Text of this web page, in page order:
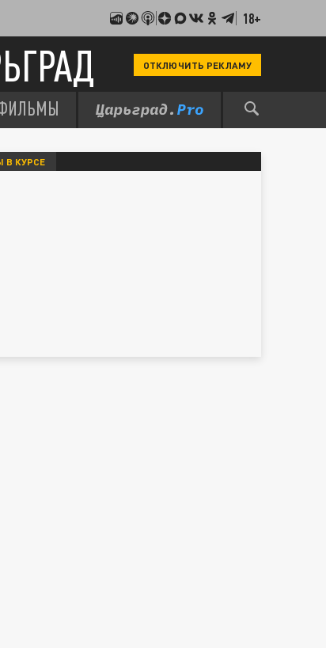
18+
ОТКЛЮЧИТЬ РЕКЛАМУ
В КУРСЕ